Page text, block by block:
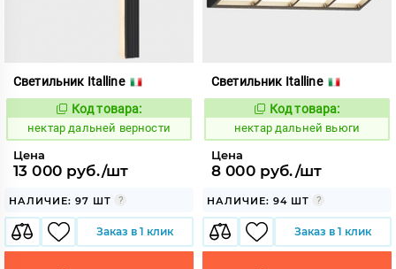
Светильник Italline
Код:
1128006
Код товара:
нектар дальней верности
Цена
13 000 руб./шт
НАЛИЧИЕ: 97 ШТ
Заказ в 1 клик
Светильник Italline
Код:
1128014
Код товара:
нектар дальней вьюги
Цена
8 000 руб./шт
НАЛИЧИЕ: 94 ШТ
Заказ в 1 клик